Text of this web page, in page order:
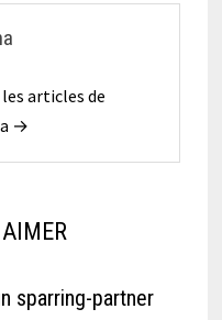
articles de
→
sparring-partner